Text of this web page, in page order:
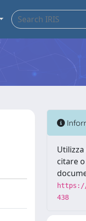
citare
https://
438